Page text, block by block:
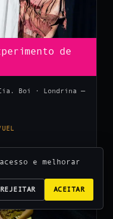
de
Boi · Londrina —
e melhorar
REJEITAR ACEITAR